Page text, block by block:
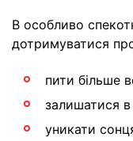
В особливо
дотримуватися
пити більше
залишатися
уникати